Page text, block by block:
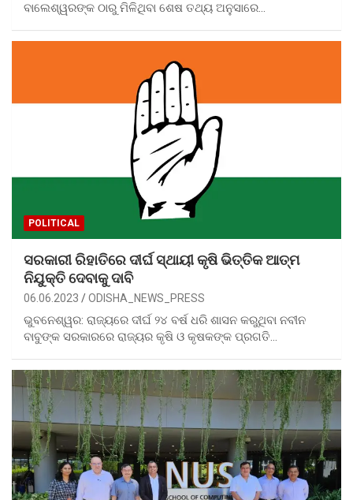
ବାଲେଶ୍ୱରଙ୍କ ଠାରୁ ମିଳିଥିବା ଶେଷ ତଥ୍ୟ ଅନୁସାରେ…
POLITICAL
ସରକାରୀ ରିହାତିରେ ଦୀର୍ଘ ସ୍ଥାୟୀ କୃଷି ଭିତ୍ତିକ ଆତ୍ମ
ନିଯୁକ୍ତି ଦେବାକୁ ଦାବି
06.06.2023 ODISHA_NEWS_PRESS
ଭୁବନେଶ୍ୱର: ରାଜ୍ୟରେ ଦୀର୍ଘ ୨୪ ବର୍ଷ ଧରି ଶାସନ କରୁଥିବା ନବୀନ
ବାବୁଙ୍କ ସରକାରରେ ରାଜ୍ୟର କୃଷି ଓ କୃଷକଙ୍କ ପ୍ରଗତି…